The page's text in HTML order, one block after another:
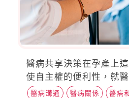
醫病共享決策在孕產上
使自主權的便利性，就
了算
醫病溝通 醫病關係 醫病